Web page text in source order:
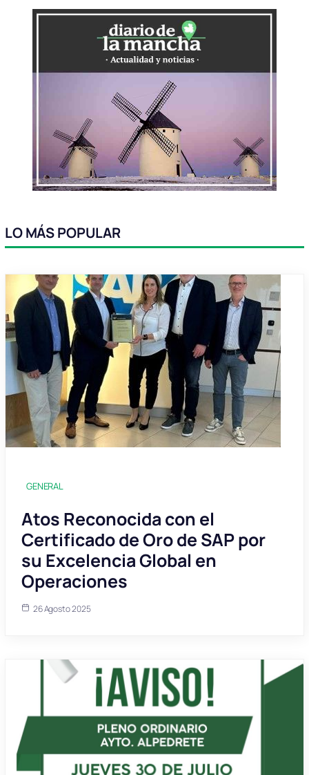
LO MÁS POPULAR
GENERAL
Atos Reconocida con el
Certificado de Oro de SAP por
su Excelencia Global en
Operaciones
26 Agosto 2025